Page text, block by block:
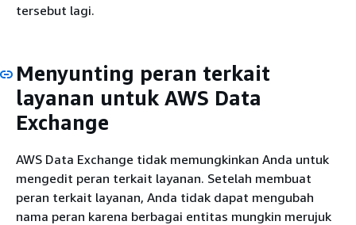
tersebut lagi.
Menyunting peran terkait
layanan untuk AWS Data
Exchange
AWS Data Exchange tidak memungkinkan Anda untuk
mengedit peran terkait layanan. Setelah membuat
peran terkait layanan, Anda tidak dapat mengubah
nama peran karena berbagai entitas mungkin merujuk